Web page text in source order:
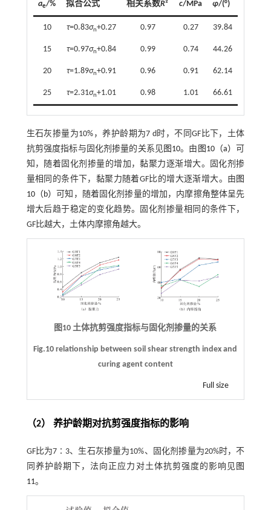
ae/% 拟合公式 相关系数R² c/MPa φ/(°)
10 τ=0.83σn+0.27 0.97 0.27 39.84
15 τ=0.97σn+0.84 0.99 0.74 44.26
20 τ=1.89σn+0.91 0.96 0.91 62.14
25 τ=2.31σn+1.01 0.98 1.01 66.61
生石灰掺量为10%，养护龄期为7 d时，不同GF比下，土体
抗剪强度指标与固化剂掺量的关系见图10。由 图10（a）
可
知，随着固化剂掺量的增加，黏聚力逐渐增大。固化剂掺
量相同的条件下，黏聚力随着GF比的增大逐渐增大。由 图
10（b）
可知，随着固化剂掺量的增加，内摩擦角整体呈先
增大后趋于稳定的变化趋势。固化剂掺量相同的条件下，
GF比越大，土体内摩擦角越大。
图10 土体抗剪强度指标与固化剂掺量的关系
Fig.10 relationship between soil shear strength index and
curing agent content
Full size
（2） 养护龄期对抗剪强度指标的影响
GF比为7∶3、生石灰掺量为10%、固化剂掺量为20%时，不
同养护龄期下，法向正应力对土体抗剪强度的影响见 图
11。